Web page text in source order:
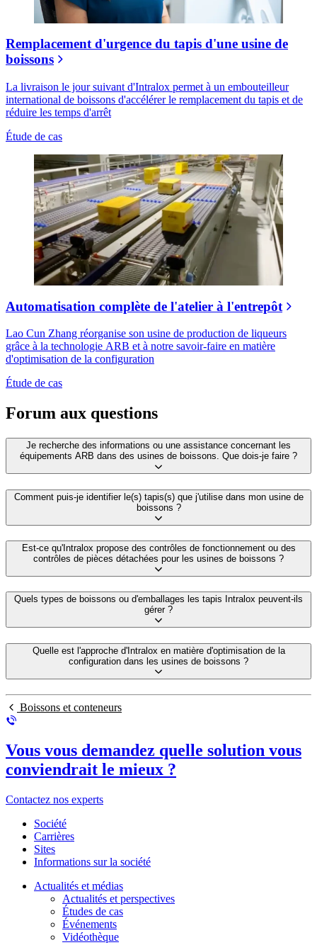
Remplacement d'urgence du tapis d'une usine de
boissons
La livraison le jour suivant d'Intralox permet à un embouteilleur
international de boissons d'accélérer le remplacement du tapis et de
réduire les temps d'arrêt
Étude de cas
Automatisation complète de l'atelier à l'entrepôt
Lao Cun Zhang réorganise son usine de production de liqueurs
grâce à la technologie ARB et à notre savoir-faire en matière
d'optimisation de la configuration
Étude de cas
Forum aux questions
Je recherche des informations ou une assistance concernant les
équipements ARB dans des usines de boissons. Que dois-je faire ?
Comment puis-je identifier le(s) tapis(s) que j'utilise dans mon usine de
boissons ?
Est-ce qu'Intralox propose des contrôles de fonctionnement ou des
contrôles de pièces détachées pour les usines de boissons ?
Quels types de boissons ou d'emballages les tapis Intralox peuvent-ils
gérer ?
Quelle est l'approche d'Intralox en matière d'optimisation de la
configuration dans les usines de boissons ?
Boissons et conteneurs
Vous vous demandez quelle solution vous
conviendrait le mieux ?
Contactez nos experts
Société
Carrières
Sites
Informations sur la société
Actualités et médias
Actualités et perspectives
Études de cas
Événements
Vidéothèque